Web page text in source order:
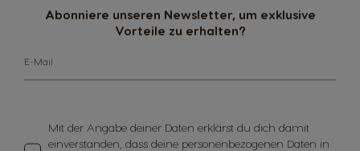
Abonniere unseren Newsletter, um exklusive
Vorteile zu erhalten?
E-Mail
Mit der Angabe deiner Daten erklärst du dich damit
einverstanden, dass deine personenbezogenen Daten in